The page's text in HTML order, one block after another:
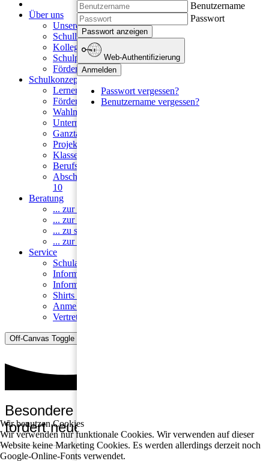
Über uns
Unsere Schule
Schulleitung
Kollegium
Schulpflegschaft
Förderverein
Schulkonzept
Lernen an der HSS
Fördern und Fordern
Wahlmöglichkeiten
Unterrichtszeiten
Ganztag
Projekte
Klassenfahrten
Berufsorientierung
Abschlüsse & Übergang nach Klasse
10
Beratung
... zur Schullaufbahn
... zur Inklusion
... zu sozialen Anliegen
... zur Berufswahl
Service
Schulanmeldung
Informationen zum Busverkehr
Informationen zur Mensa
Shirts & Hoodies
Anmeldung für Lehrkräfte
Vertretungsplanung
Off-Canvas Toggle
Besondere Woche formt, fördert und
fordert neue Sielmänner
Benutzername
Passwort
Passwort anzeigen
Web-Authentifizierung
Anmelden
Passwort vergessen?
Benutzername vergessen?
Wir benutzen Cookies
Wir verwenden nur funktionale Cookies. Wir verwenden auf dieser
Website keine Marketing Cookies. Es werden allerdings derzeit noch
Google-Online-Fonts verwendet.